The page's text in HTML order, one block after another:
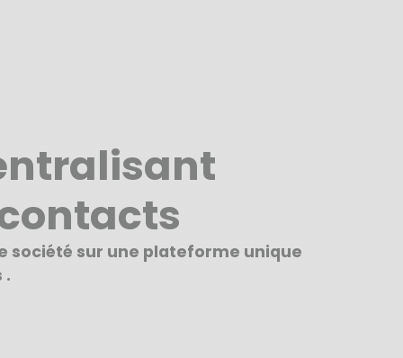
sur une plateforme unique
.